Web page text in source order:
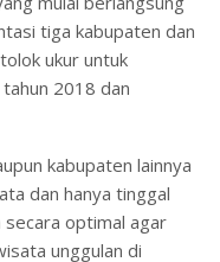
tiga kabupaten dan
ukur untuk
2018 dan
kabupaten lainnya
dan hanya tinggal
optimal agar
unggulan di